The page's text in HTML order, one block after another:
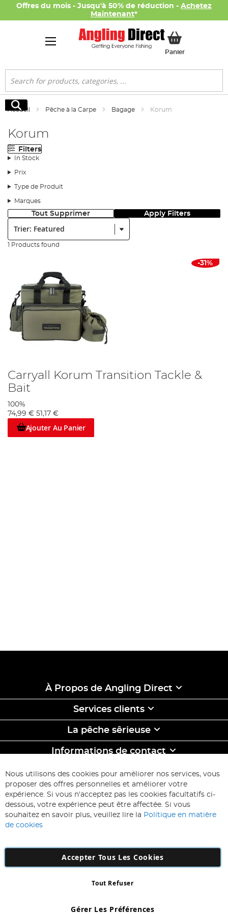
Offres du mois - Jusqu'à 50% de réduction - Achetez
Maintenant*
PanierMon panier
Rechercher
Rechercher
Accueil Pêche à la Carpe Bagage Korum
Korum
Filters
In Stock
Prix
Type de Produit
Marques
Tout Supprimer Apply Filters
1 Products found
-31%
Carryall Korum Transition Tackle &
Bait
100%
74,99 € 51,17 €
Ajouter Au Panier
À Propos de Angling Direct
Services clients
La pêche sêrieuse
Informations de contact
ABONNEZ-VOUS & ECONOMISEZ
Inscription
à
d’information
:
Inscription
Number: 863029607
Nous utilisons des cookies pour améliorer nos services, vous
proposer des offres personnelles et améliorer votre
expérience. Si vous n'acceptez pas les cookies facultatifs ci-
dessous, votre expérience peut être affectée. Si vous
souhaitez en savoir plus, veuillez lire la Politique en matière
de cookies
Accepter Tous Les Cookies
Gérer Les Préférences
Tout Refuser